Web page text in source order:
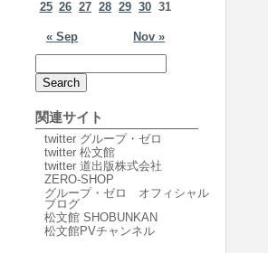
« Sep Nov »
25 26 27 28 29 30 31
関連サイト
twitter グループ・ゼロ
twitter 松文館
twitter 道出版株式会社
ZERO-SHOP
グループ・ゼロ オフィシャル
ブログ
松文館 SHOBUNKAN
松文館PVチャンネル